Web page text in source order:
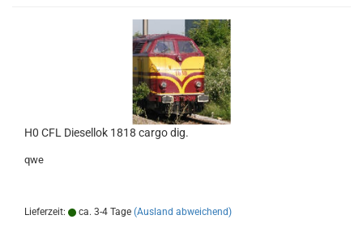
H0 CFL Diesellok 1818 cargo dig.
qwe
Lieferzeit: ca. 3-4 Tage (Ausland abweichend)